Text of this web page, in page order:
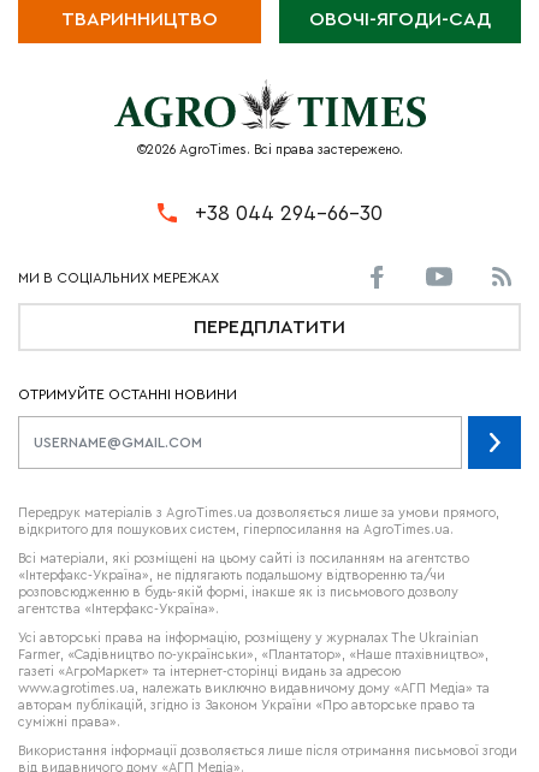
ТВАРИННИЦТВО ОВОЧІ-ЯГОДИ-САД
©2026 AgroTimes. Всі права застережено.
+38 044 294-66-30
ПЕРЕДПЛАТИТИ
ОТРИМУЙТЕ ОСТАННІ НОВИНИ
Передрук матеріалів з AgroTimes.ua дозволяється лише за умови прямого,
відкритого для пошукових систем, гіперпосилання на AgroTimes.ua.
Всі матеріали, які розміщені на цьому сайті із посиланням на агентство
«Інтерфакс-Україна», не підлягають подальшому відтворенню та/чи
розповсюдженню в будь-якій формі, інакше як із письмового дозволу
агентства «Інтерфакс-Україна».
Усі авторські права на інформацію, розміщену у журналах The Ukrainian
Farmer, «Садівництво по-українськи», «Плантатор», «Наше птахівництво»,
газеті «АгроМаркет» та інтернет-сторінці видань за адресою
www.agrotimes.ua, належать виключно видавничому дому «АГП Медіа» та
авторам публікацій, згідно із Законом України «Про авторське право та
суміжні права».
Використання інформації дозволяється лише після отримання письмової згоди
від видавничого дому «АГП Медіа».